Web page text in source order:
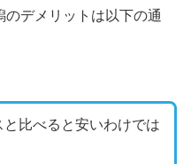
デメリットは以下の通
比べると安いわけでは